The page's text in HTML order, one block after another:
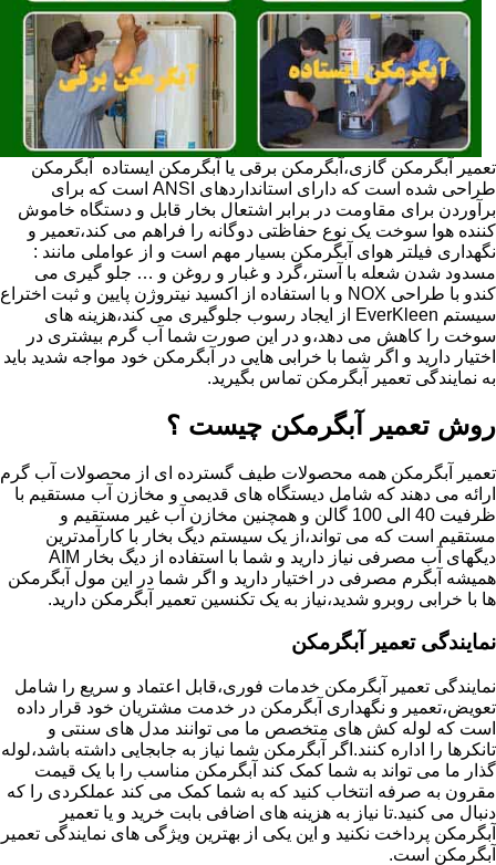
تعمیر آبگرمکن گازی،آبگرمکن برقی یا آبگرمکن ایستاده ​ آبگرمکن
طراحی شده است که دارای استانداردهای ANSI است که برای
برآوردن برای مقاومت در برابر اشتعال بخار قابل و دستگاه خاموش
کننده هوا سوخت یک نوع حفاظتی دوگانه را فراهم می کند،تعمیر و
نگهداری فیلتر هوای آبگرمکن بسیار مهم است و از عواملی مانند :
مسدود شدن شعله با آستر،گرد و غبار و روغن و … جلو گیری می
کندو با طراحی NOX و با استفاده از اکسید نیتروژن پایین و ثبت اختراع
سیستم EverKleen از ایجاد رسوب جلوگیری می کند،هزینه های
سوخت را کاهش می دهد،و در این صورت شما آب گرم بیشتری در
اختیار دارید و اگر شما با خرابی هایی در آبگرمکن خود مواجه شدید باید
به نمایندگی تعمیر آبگرمکن تماس بگیرید.
روش تعمیر آبگرمکن چیست ؟
تعمیر آبگرمکن همه محصولات طیف گسترده ای از محصولات آب گرم
ارائه می دهند که شامل دیستگاه های قدیمی و مخازن آب مستقیم با
ظرفیت 40 الی 100 گالن و همچنین مخازن آب غیر مستقیم و
مستقیم است که می تواند،از یک سیستم دیگ بخار با کارآمدترین
دیگهای آب مصرفی نیاز دارید و شما با استفاده از دیگ بخار AIM
همیشه آبگرم مصرفی در اختیار دارید و اگر شما در این مول آبگرمکن
ها با خرابی روبرو شدید،نیاز به یک تکنسین تعمیر آبگرمکن دارید.
نمایندگی تعمیر آبگرمکن
نمایندگی تعمیر آبگرمکن خدمات فوری،قابل اعتماد و سریع را شامل
تعویض،تعمیر و نگهداری آبگرمکن در خدمت مشتریان خود قرار داده
است که لوله کش های متخصص ما می توانند مدل های سنتی و
تانکرها را اداره کنند.اگر آبگرمکن شما نیاز به جابجایی داشته باشد،لوله
گذار ما می تواند به شما کمک کند آبگرمکن مناسب را با یک قیمت
مقرون به صرفه انتخاب کنید که به شما کمک می کند عملکردی را که
دنبال می کنید.تا نیاز به هزینه های اضافی بابت خرید و یا تعمیر
آبگرمکن پرداخت نکنید و این یکی از بهترین ویژگی های نمایندگی تعمیر
آبگرمکن است.